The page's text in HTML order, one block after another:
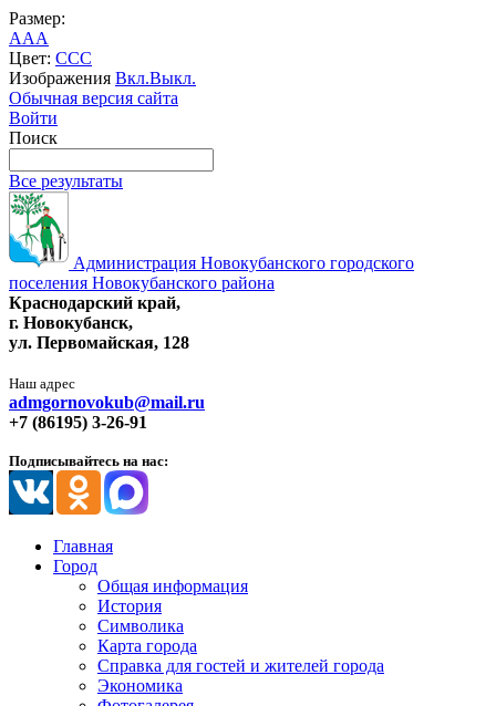
Размер:
AAA
Цвет: CCC
Изображения Вкл.Выкл.
Обычная версия сайта
Войти
Поиск
Все результаты
Администрация Новокубанского городского
поселения Новокубанского района
Краснодарский край,
г. Новокубанск,
ул. Первомайская, 128
Наш адрес
admgornovokub@mail.ru
+7 (86195) 3-26-91
Подписывайтесь на нас:
Главная
Город
Общая информация
История
Символика
Карта города
Справка для гостей и жителей города
Экономика